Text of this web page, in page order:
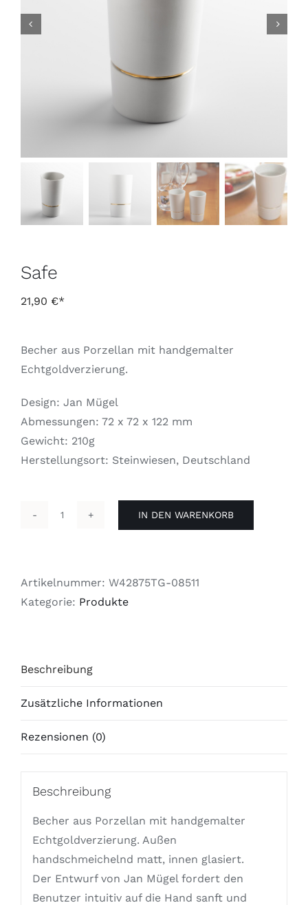
Safe
21,90 €
Becher aus Porzellan mit handgemalter
Echtgoldverzierung.
Design: Jan Mügel
Abmessungen: 72 x 72 x 122 mm
Gewicht: 210g
Herstellungsort: Steinwiesen, Deutschland
IN DEN WARENKORB
Artikelnummer: W42875TG-08511
Kategorie: Produkte
Beschreibung
Zusätzliche Informationen
Rezensionen (0)
Beschreibung
Becher aus Porzellan mit handgemalter
Echtgoldverzierung. Außen
handschmeichelnd matt, innen glasiert.
Der Entwurf von Jan Mügel fordert den
Benutzer intuitiv auf die Hand sanft und